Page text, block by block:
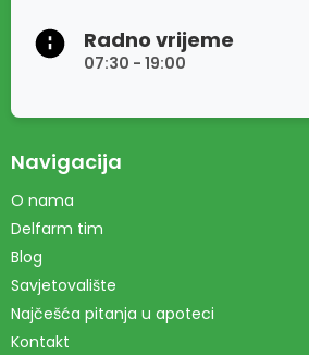
Radno vrijeme
07:30 - 19:00
Navigacija
O nama
Delfarm tim
Blog
Savjetovalište
Najčešća pitanja u apoteci
Kontakt